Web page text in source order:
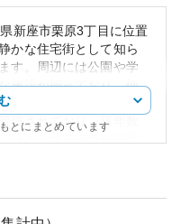
新座市栗原3丁目に位置
かな住宅街として知ら
す。周辺には公園や学
施設が揃っており、便
理されており、築年数
も便利です。資産性に
とにまとめています